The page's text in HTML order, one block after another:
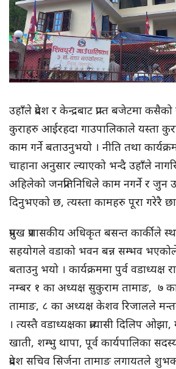
उहाँले प्रदेश र केन्द्रबाट प्राप्त बजेटमा
कुराहरु आईरहदा गाउपालिकाले यस्ता
काम गर्ने बताउनुभयो । नीति तथा
चाहाना अनुसार ल्याएको भन्दै उहाँले
अहिलेको जनप्रतिनिधिले काम नगर्ने र जुन
दिनुभएको छ, त्यस्ता कामहरु पूरा गरेरै
प्रमुख प्रशासकीय अधिकृत बसन्त कार्कीले
सहयोगले वडाको भवन बन्न सम्भव भएकोले
बताउनु भयो । कार्यक्रममा पुर्व वडाध्यक्ष
नम्बर १ का अध्यक्ष सुकुराम तामाङ, ७
तामाङ, ८ का अध्यक्ष केशव रिजालले
। त्यस्तै वडाध्यक्षका प्रत्यासी दिलिप
खाती, शम्भु थापा, पूर्व कार्यपालिका
प्रदेश सचिव सिर्जना तामाङ लगायतले